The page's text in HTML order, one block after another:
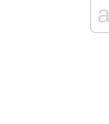
ช่องเย็น : นกหัวขวา
ช่องเย็น : นกกระจ้อย